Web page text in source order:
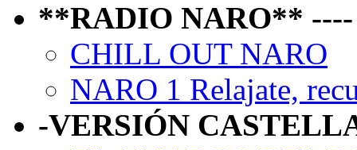
**RADIO NARO** ----
CHILL OUT NARO
NARO 1 Relajate,
-VERSIÓN